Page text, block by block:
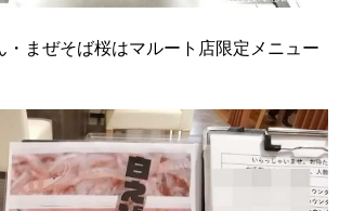
・まぜそば桜はマルート店限定メニュー